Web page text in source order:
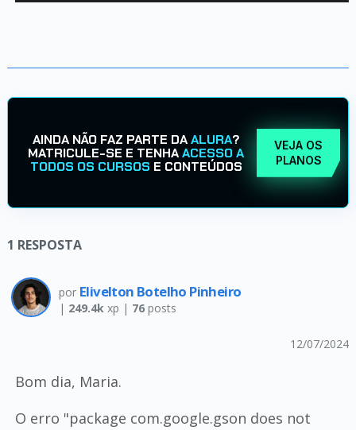
AINDA NÃO FAZ PARTE DAALURA?
MATRICULE-SE E TENHAACESSO A
TODOS OS CURSOS E CONTEÚDOS
VEJA OS
PLANOS
1 RESPOSTA
por Elivelton Botelho Pinheiro
| 249.4kxp | 76posts
12/07/2024
Bom dia, Maria.
O erro "package com.google.gson does not